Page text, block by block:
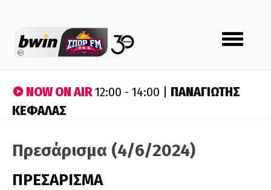
Toggle
navigation
NOW ON AIR12:00 - 14:00 | ΠΑΝΑΓΙΩΤΗΣ
ΚΕΦΑΛΑΣ
Πρεσάρισμα (4/6/2024)
ΠΡΕΣΑΡΙΣΜΑ